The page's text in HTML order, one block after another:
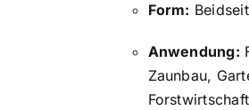
Form:
Anwendung:
Zaunbau,
Forstwirtschaft